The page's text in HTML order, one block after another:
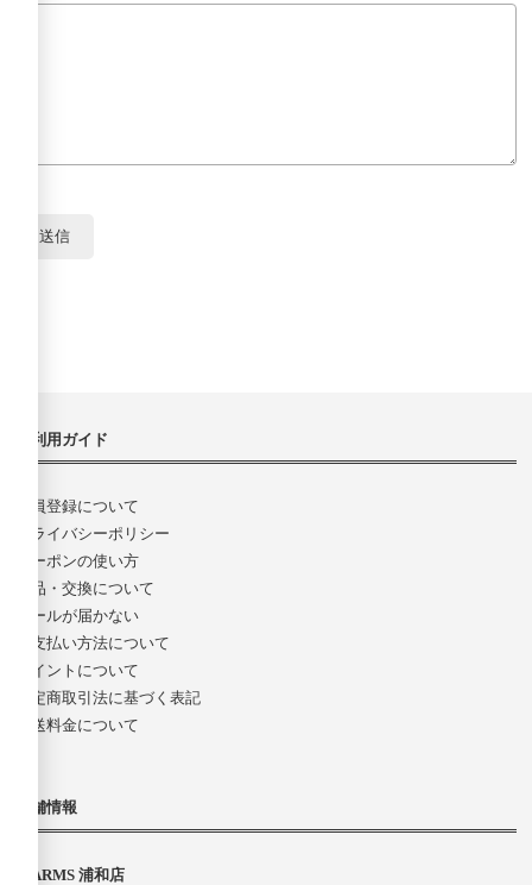
ご利用ガイド
会員登録について
プライバシーポリシー
クーポンの使い方
返品・交換について
メールが届かない
お支払い方法について
ポイントについて
特定商取引法に基づく表記
配送料金について
店舗情報
D-ARMS 浦和店